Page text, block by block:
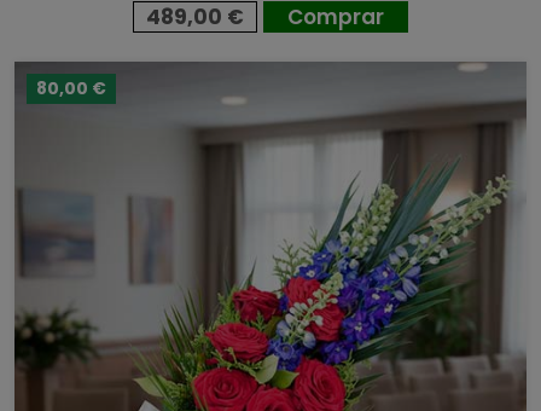
489,00 € Comprar
80,00 €